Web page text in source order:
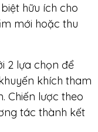
hữu ích cho
mới hoặc thu
2 lựa chọn để
khích tham
Chiến lược theo
tác thành kết